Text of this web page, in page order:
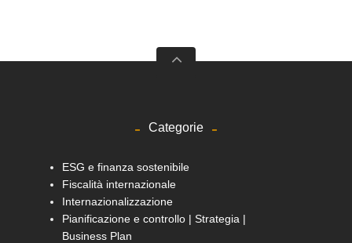
Categorie
ESG e finanza sostenibile
Fiscalità internazionale
Internazionalizzazione
Pianificazione e controllo | Strategia |
Business Plan